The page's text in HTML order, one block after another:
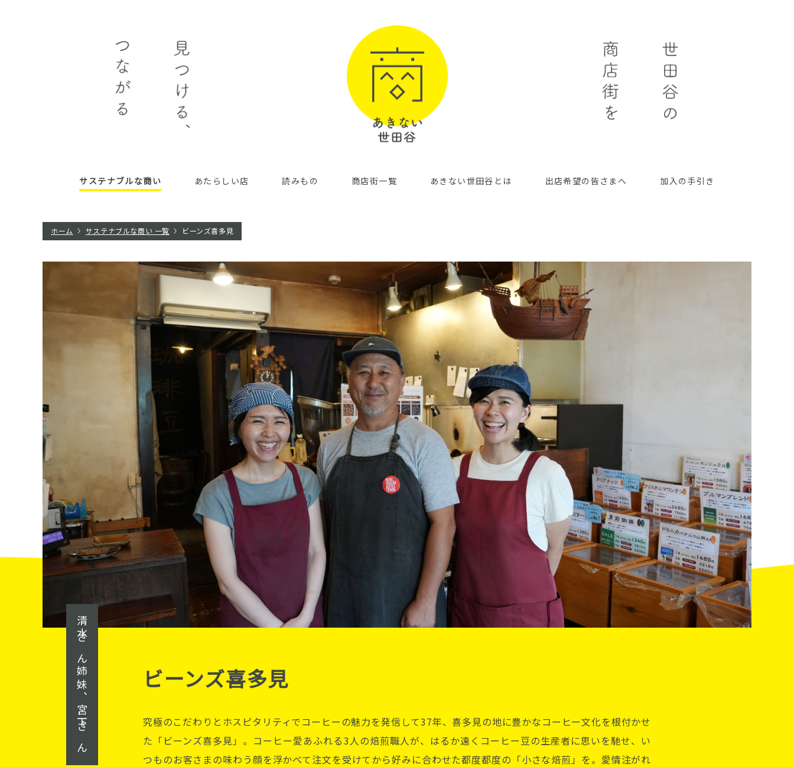
サステナブルな商い あたらしい店 読みもの 商店街一覧 あきない世田谷とは 出店希望の皆さまへ 加入の手引き
ホーム サステナブルな商い 一覧 ビーンズ喜多見
清水さん姉妹、宮下さん ビーンズ喜多見
究極のこだわりとホスピタリティでコーヒーの魅力を発信して37年、喜多見の地に豊かなコーヒー文化を根付かせ
た「ビーンズ喜多見」。コーヒー愛あふれる3人の焙煎職人が、はるか遠くコーヒー豆の生産者に思いを馳せ、い
つものお客さまの味わう顔を浮かべて注文を受けてから好みに合わせた都度都度の「小さな焙煎」を。愛情注がれ